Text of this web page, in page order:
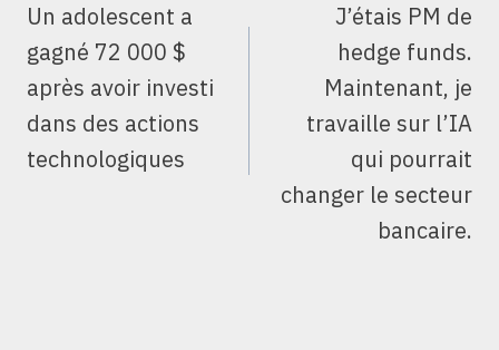
L’ARTICLE
Un adolescent a
gagné 72 000 $
après avoir investi
dans des actions
technologiques
J’étais PM de
hedge funds.
Maintenant, je
travaille sur l’IA
qui pourrait
changer le secteur
bancaire.